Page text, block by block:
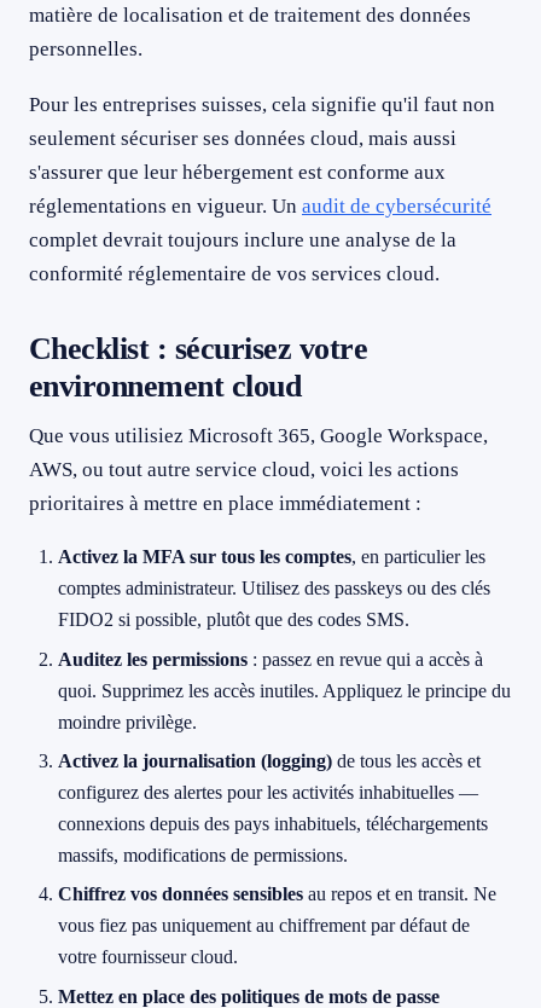
matière de localisation et de traitement des données
personnelles.
Pour les entreprises suisses, cela signifie qu'il faut non
seulement sécuriser ses données cloud, mais aussi
s'assurer que leur hébergement est conforme aux
réglementations en vigueur. Un audit de cybersécurité
complet devrait toujours inclure une analyse de la
conformité réglementaire de vos services cloud.
Checklist : sécurisez votre
environnement cloud
Que vous utilisiez Microsoft 365, Google Workspace,
AWS, ou tout autre service cloud, voici les actions
prioritaires à mettre en place immédiatement :
Activez la MFA sur tous les comptes, en particulier les
comptes administrateur. Utilisez des passkeys ou des clés
FIDO2 si possible, plutôt que des codes SMS.
Auditez les permissions : passez en revue qui a accès à
quoi. Supprimez les accès inutiles. Appliquez le principe du
moindre privilège.
Activez la journalisation (logging) de tous les accès et
configurez des alertes pour les activités inhabituelles —
connexions depuis des pays inhabituels, téléchargements
massifs, modifications de permissions.
Chiffrez vos données sensibles au repos et en transit. Ne
vous fiez pas uniquement au chiffrement par défaut de
votre fournisseur cloud.
Mettez en place des politiques de mots de passe